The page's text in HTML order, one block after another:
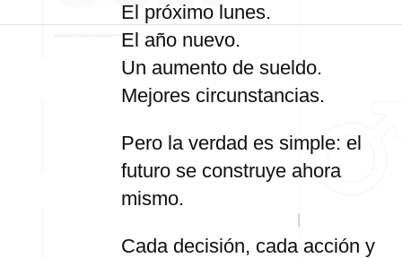
El próximo lunes.
El año nuevo.
Un aumento de sueldo.
Mejores circunstancias.
Pero la verdad es simple: el
futuro se construye ahora
mismo.
Cada decisión, cada acción y